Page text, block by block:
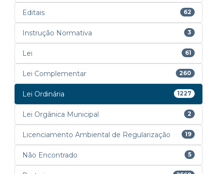
Editais 62
Instrução Normativa 3
Lei 61
Lei Complementar 260
Lei Ordinária 1227
Lei Orgânica Municipal 2
Licenciamento Ambiental de Regularização 19
Não Encontrado 5